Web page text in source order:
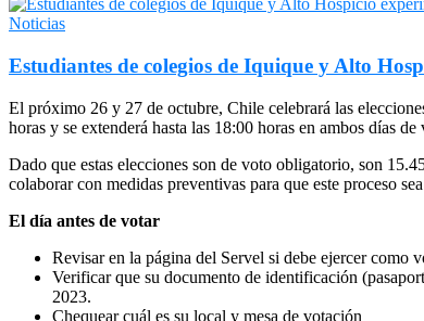
Noticias
Estudiantes de colegios de Iquique y Alto
El próximo 26 y 27 de octubre, Chile celebrará las
horas y se extenderá hasta las 18:00 horas en ambos días de
Dado que estas elecciones son de voto obligatorio, son
colaborar con medidas preventivas para que este proceso
El día antes de votar
Revisar en la página del Servel si debe ejercer como
Verificar que su documento de identificación
2023.
Chequear cuál es su local y mesa de votación